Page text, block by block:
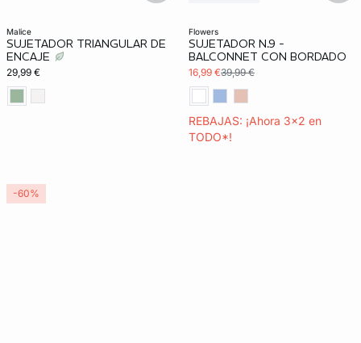
malice
SUJETADOR TRIANGULAR DE
ENCAJE
29,99 €
flowers
SUJETADOR N.9 -
BALCONNET CON BORDADO
16,99 €39,99 €
REBAJAS: ¡Ahora 3x2 en
TODO*!
3x2 REBAJAS
Exclu Web
-60%